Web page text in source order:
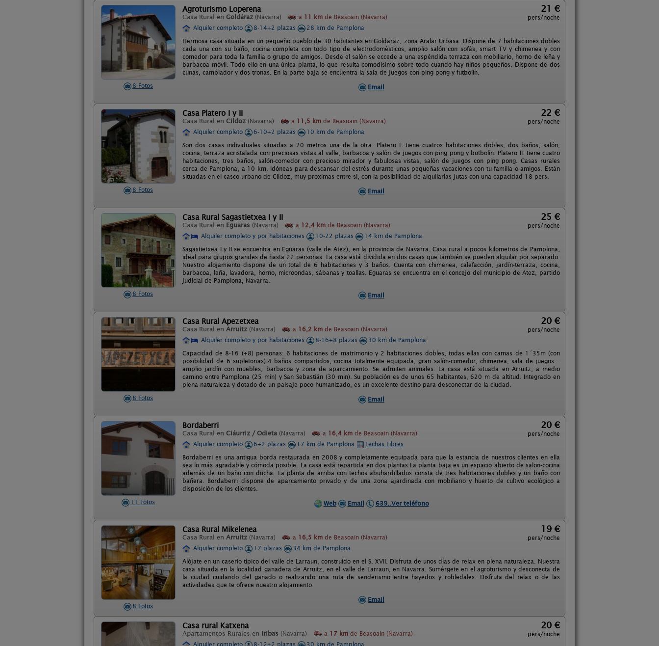
8 Fotos
Agroturismo Loperena
Casa Rural en Goldáraz (Navarra) a 11 km de Beasoain (Navarra)
21 €
pers/noche
Alquiler completo
8-14+2 plazas
28 km de Pamplona
Hermosa casa situada en un pequeño pueblo de 30 habitantes en Goldaraz, zona Aralar Urbasa. Dispone de 7 habitaciones dobles
cada una con su baño, cocina completa con todo tipo de electrodomésticos, amplio salón con sofás, smart TV y chimenea y con
comedor para toda la familia o grupo de amigos. Desde el salón se eccede a una espéndida terraza con mobiliario, horno de leña y
barbacoa móvil. Todo ello en una única planta, lo que resulta comodísimo sobre todo cuando hay niños pequeños. Dispone de dos
cunas, cambiador y dos tronas. En la parte baja se encuentra la sala de juegos con ping pong y futbolín.
Email
8 Fotos
Casa Platero I y II
Casa Rural en Cildoz (Navarra) a 11,5 km de Beasoain (Navarra)
22 €
pers/noche
Alquiler completo
6-10+2 plazas
10 km de Pamplona
Son dos casas individuales situadas a 20 metros una de la otra. Platero I: tiene cuatros habitaciones dobles, dos baños, salón,
cocina, terraza acristalada con preciosas vistas al valle, barbacoa y salón de juegos con ping pong y botbolín. Platero II: tiene cuatro
habitaciones, tres baños, salón-comedor con precioso mirador y fabulosas vistas, salón de juegos con ping pong. Casas rurales
cerca de Pamplona, a 10 km. Idóneas para descansar del estrés durante unas pequeñas vacaciones con tu familia o amigos. Están
situadas en el casco urbano de Cildoz, muy proximas entre si, con la posibilidad de alquilarlas jutas con una capacidad 18 pers.
Email
8 Fotos
Casa Rural Sagastietxea I y II
Casa Rural en Eguaras (Navarra) a 12,4 km de Beasoain (Navarra)
25 €
pers/noche
Alquiler completo y por habitaciones
10-22 plazas
14 km de Pamplona
Sagastietxea I y II se encuentra en Eguaras (valle de Atez), en la provincia de Navarra. Casa rural a pocos kilometros de Pamplona,
ideal para grupos grandes de hasta 22 personas. La casa está dividida en dos casas que también se pueden alquilar por separado.
Nuestro alojamiento dispone de un total de 6 habitaciones y 3 baños. Cuenta con chimenea, calefacción, jardín-terraza, cocina,
barbacoa, leña, lavadora, horno, microondas, sábanas y toallas. Eguaras se encuentra en el concejo del municipio de Atez, partido
judicial de Pamplona, Navarra.
Email
8 Fotos
Casa Rural Apezetxea
Casa Rural en Arruitz (Navarra) a 16,2 km de Beasoain (Navarra)
20 €
pers/noche
Alquiler completo y por habitaciones
8-16+8 plazas
30 km de Pamplona
Capacidad de 8-16 (+8) personas: 6 habitaciones de matrimonio y 2 habitaciones dobles, todas ellas con camas de 1´35m (con
posibilidad de 6 supletorias).4 baños compartidos, cocina totalmente equipada, gran salón-comedor, chimenea, sala de juegos…
amplio jardín con muebles, barbacoa y zona de aparcamiento. Se admiten animales. La casa está situada en Arruitz, a medio
camino entre Pamplona (25 min) y San Sebastián (30 min). Su población es de unos 65 habitantes, 620 m de altitud. Integrado en
plena naturaleza y dotado de un paisaje poco humanizado, es un excelente destino para desconectar de la ciudad.
Email
11 Fotos
Bordaberri
Casa Rural en Ciáurriz / Odieta (Navarra) a 16,4 km de Beasoain (Navarra)
20 €
pers/noche
Alquiler completo
6+2 plazas 17 km de Pamplona
Fechas Libres
Bordaberri es una antigua borda restaurada en 2008 y completamente equipada para que la estancia de nuestros clientes en ella
sea lo más agradable y cómoda posible. La casa está repartida en dos plantas:La planta baja es un espacio abierto de salon-cocina
además de un baño con ducha. La planta de arriba con techos abuhardillados consta de tres habitaciones dobles y un baño con
bañera. Bordaberri dispone de aparcamiento privado y de una zona ajardinada con mobiliario y huerto de cultivo ecológico a
disposición de los clientes.
Web
Email 639..Ver teléfono
8 Fotos
Casa Rural Mikelenea
Casa Rural en Arruitz (Navarra) a 16,5 km de Beasoain (Navarra)
19 €
pers/noche
Alquiler completo
17 plazas
34 km de Pamplona
Alójate en un caserío típico del valle de Larraun, construído en el S. XVII. Disfruta de unos días de relax en plena naturaleza. Nuestra
casa situada en la localidad ganadera de Arruitz, en el valle de Larraun, en Navarra. Sumérgete en el agroturismo y desconecta de
la ciudad cuidando del ganado o realizando una ruta de senderismo entre hayedos y robledales. Disfruta del relax o de las
actividades que te ofrece nuestro alojamiento.
Email
Casa rural Katxena
Apartamentos Rurales en Iribas (Navarra) a 17 km de Beasoain (Navarra)
20 €
pers/noche
Alquiler completo
8-12+2 plazas 30 km de Pamplona